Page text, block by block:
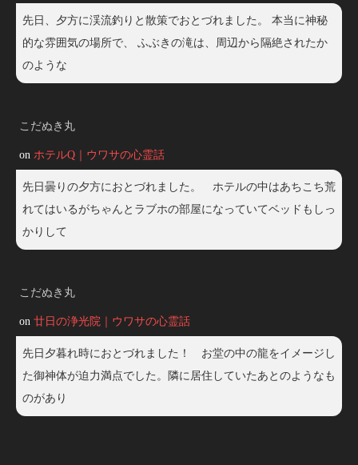
先日、夕方に渓流釣りと散策でおとづれました。 本当に神秘
的な雰囲気の場所で、 ふぶきの滝は、周辺から隔絶されたか
のような
こだぬき丸
on ホテルQ｜ウワサの心霊話
先日曇りの夕方におとづれました。 ホテルの中はあちこち荒
れてはいるがちゃんとラブホの部屋になっていてベッドもしっ
かりして
こだぬき丸
on 廿日の浄光院｜ウワサの心霊話
先日夕暮れ時におとづれました！ お堂の中の龍をイメージし
た御神体が迫力満点でした。隣に居住していたあとのようなも
のがあり